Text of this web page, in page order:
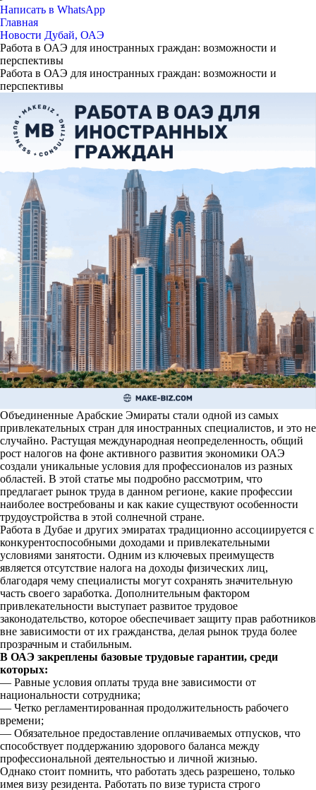
Написать в WhatsApp
Главная
Новости Дубай, ОАЭ
Работа в ОАЭ для иностранных граждан: возможности и
перспективы
Работа в ОАЭ для иностранных граждан: возможности и
перспективы
Объединенные Арабские Эмираты стали одной из самых
привлекательных стран для иностранных специалистов, и это не
случайно. Растущая международная неопределенность, общий
рост налогов на фоне активного развития экономики ОАЭ
создали уникальные условия для профессионалов из разных
областей. В этой статье мы подробно рассмотрим, что
предлагает рынок труда в данном регионе, какие профессии
наиболее востребованы и как какие существуют особенности
трудоустройства в этой солнечной стране.
Работа в Дубае и других эмиратах традиционно ассоциируется с
конкурентоспособными доходами и привлекательными
условиями занятости. Одним из ключевых преимуществ
является отсутствие налога на доходы физических лиц,
благодаря чему специалисты могут сохранять значительную
часть своего заработка. Дополнительным фактором
привлекательности выступает развитое трудовое
законодательство, которое обеспечивает защиту прав работников
вне зависимости от их гражданства, делая рынок труда более
прозрачным и стабильным.
В ОАЭ закреплены базовые трудовые гарантии, среди
которых:
— Равные условия оплаты труда вне зависимости от
национальности сотрудника;
— Четко регламентированная продолжительность рабочего
времени;
— Обязательное предоставление оплачиваемых отпусков, что
способствует поддержанию здорового баланса между
профессиональной деятельностью и личной жизнью.
Однако стоит помнить, что работать здесь разрешено, только
имея визу резидента. Работать по визе туриста строго